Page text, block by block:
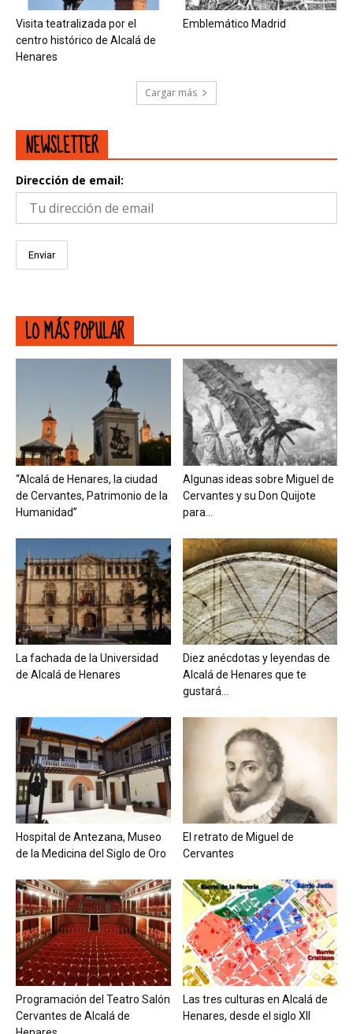
Visita teatralizada por el
centro histórico de Alcalá de
Henares
Emblemático Madrid
Cargar más
NEWSLETTER
Dirección de email:
LO MÁS POPULAR
“Alcalá de Henares, la ciudad
de Cervantes, Patrimonio de la
Humanidad”
Algunas ideas sobre Miguel de
Cervantes y su Don Quijote
para...
La fachada de la Universidad
de Alcalá de Henares
Diez anécdotas y leyendas de
Alcalá de Henares que te
gustará...
Hospital de Antezana, Museo
de la Medicina del Siglo de Oro
El retrato de Miguel de
Cervantes
Programación del Teatro Salón
Cervantes de Alcalá de
Las tres culturas en Alcalá de
Henares, desde el siglo XII